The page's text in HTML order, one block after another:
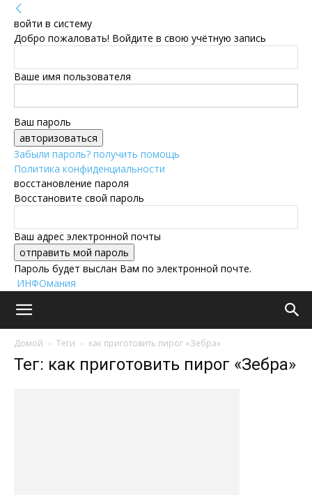
войти в систему
Добро пожаловать! Войдите в свою учётную запись
Ваше имя пользователя
Ваш пароль
Забыли пароль? получить помощь
Политика конфиденциальности
восстановление пароля
Восстановите свой пароль
Ваш адрес электронной почты
Пароль будет выслан Вам по электронной почте.
ИНФОмания
Домой Теги как приготовить пирог «Зебра»
Тег: как приготовить пирог «Зебра»